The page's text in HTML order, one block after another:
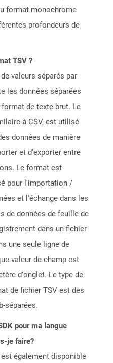
format monochrome
profondeurs de
TSV ?
valeurs séparés par
les données séparées
de texte brut. Le
à CSV, est utilisé
données de manière
et d'exporter entre
Le format est
pour l'importation /
et l'échange dans les
de données de feuille de
dans un fichier
une seule ligne de
valeur de champ est
d'onglet. Le type de
de fichier TSV est des
séparées.
pour ma langue
je faire?
également disponible